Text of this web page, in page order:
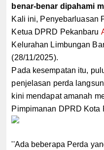
benar-benar dipahami
Kali ini, Penyebarluasan
Ketua DPRD Pekanbaru
Kelurahan Limbungan
(28/11/2025).
Pada kesempatan itu,
penjelasan perda
kini mendapat amanah
Pimpimanan DPRD Kota
''Ada beberapa Perda